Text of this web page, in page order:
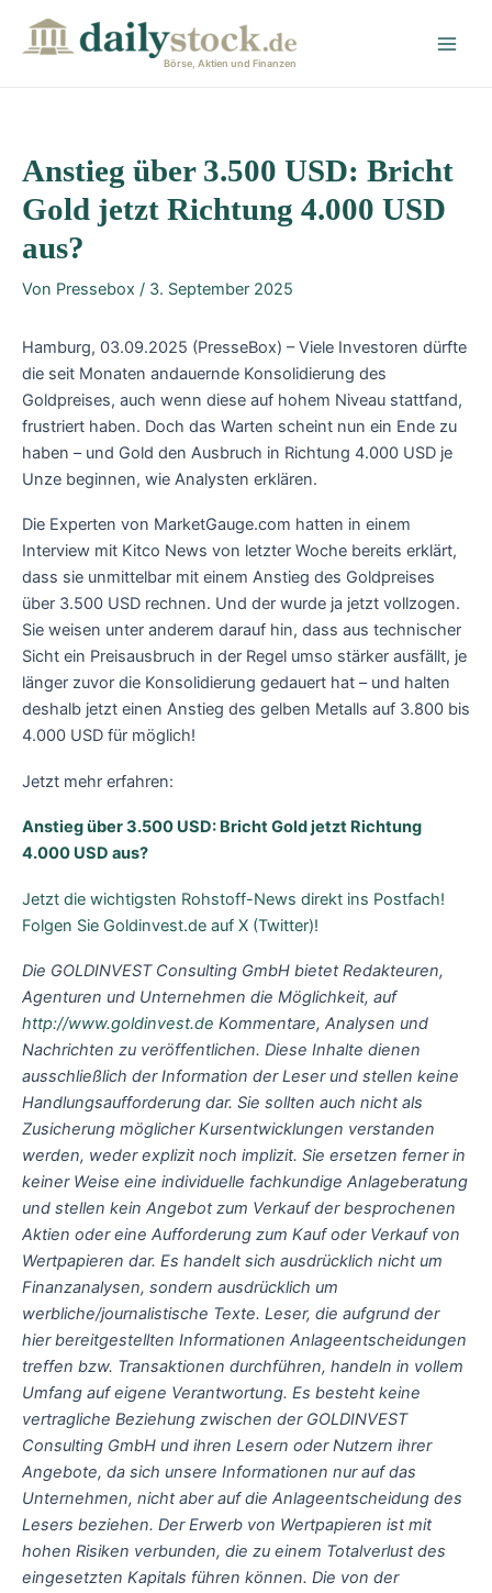
Börse, Aktien und Finanzen
Anstieg über 3.500 USD: Bricht
Gold jetzt Richtung 4.000 USD
aus?
Von Pressebox / 3. September 2025
Hamburg, 03.09.2025 (PresseBox) – Viele Investoren dürfte
die seit Monaten andauernde Konsolidierung des
Goldpreises, auch wenn diese auf hohem Niveau stattfand,
frustriert haben. Doch das Warten scheint nun ein Ende zu
haben – und Gold den Ausbruch in Richtung 4.000 USD je
Unze beginnen, wie Analysten erklären.
Die Experten von MarketGauge.com hatten in einem
Interview mit Kitco News von letzter Woche bereits erklärt,
dass sie unmittelbar mit einem Anstieg des Goldpreises
über 3.500 USD rechnen. Und der wurde ja jetzt vollzogen.
Sie weisen unter anderem darauf hin, dass aus technischer
Sicht ein Preisausbruch in der Regel umso stärker ausfällt, je
länger zuvor die Konsolidierung gedauert hat – und halten
deshalb jetzt einen Anstieg des gelben Metalls auf 3.800 bis
4.000 USD für möglich!
Jetzt mehr erfahren:
Anstieg über 3.500 USD: Bricht Gold jetzt Richtung
4.000 USD aus?
Jetzt die wichtigsten Rohstoff-News direkt ins Postfach!
Folgen Sie Goldinvest.de auf X (Twitter)!
Die GOLDINVEST Consulting GmbH bietet Redakteuren,
Agenturen und Unternehmen die Möglichkeit, auf
http://www.goldinvest.de Kommentare, Analysen und
Nachrichten zu veröffentlichen. Diese Inhalte dienen
ausschließlich der Information der Leser und stellen keine
Handlungsaufforderung dar. Sie sollten auch nicht als
Zusicherung möglicher Kursentwicklungen verstanden
werden, weder explizit noch implizit. Sie ersetzen ferner in
keiner Weise eine individuelle fachkundige Anlageberatung
und stellen kein Angebot zum Verkauf der besprochenen
Aktien oder eine Aufforderung zum Kauf oder Verkauf von
Wertpapieren dar. Es handelt sich ausdrücklich nicht um
Finanzanalysen, sondern ausdrücklich um
werbliche/journalistische Texte. Leser, die aufgrund der
hier bereitgestellten Informationen Anlageentscheidungen
treffen bzw. Transaktionen durchführen, handeln in vollem
Umfang auf eigene Verantwortung. Es besteht keine
vertragliche Beziehung zwischen der GOLDINVEST
Consulting GmbH und ihren Lesern oder Nutzern ihrer
Angebote, da sich unsere Informationen nur auf das
Unternehmen, nicht aber auf die Anlageentscheidung des
Lesers beziehen. Der Erwerb von Wertpapieren ist mit
hohen Risiken verbunden, die zu einem Totalverlust des
eingesetzten Kapitals führen können. Die von der